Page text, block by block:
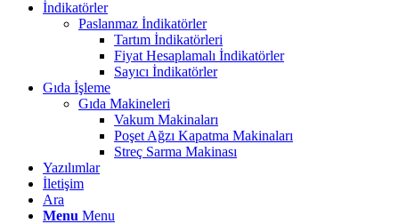
İndikatörler
Paslanmaz İndikatörler
Tartım İndikatörleri
Fiyat Hesaplamalı İndikatörler
Sayıcı İndikatörler
Gıda İşleme
Gıda Makineleri
Vakum Makinaları
Poşet Ağzı Kapatma Makinaları
Streç Sarma Makinası
Yazılımlar
İletişim
Ara
Menu Menu